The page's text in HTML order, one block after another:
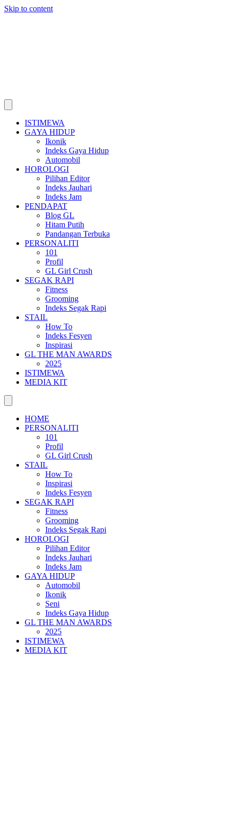
Skip to content
ISTIMEWA
GAYA HIDUP
Ikonik
Indeks Gaya Hidup
Automobil
HOROLOGI
Pilihan Editor
Indeks Jauhari
Indeks Jam
PENDAPAT
Blog GL
Hitam Putih
Pandangan Terbuka
PERSONALITI
101
Profil
GL Girl Crush
SEGAK RAPI
Fitness
Grooming
Indeks Segak Rapi
STAIL
How To
Indeks Fesyen
Inspirasi
GL THE MAN AWARDS
2025
ISTIMEWA
MEDIA KIT
HOME
PERSONALITI
101
Profil
GL Girl Crush
STAIL
How To
Inspirasi
Indeks Fesyen
SEGAK RAPI
Fitness
Grooming
Indeks Segak Rapi
HOROLOGI
Pilihan Editor
Indeks Jauhari
Indeks Jam
GAYA HIDUP
Automobil
Ikonik
Seni
Indeks Gaya Hidup
GL THE MAN AWARDS
2025
ISTIMEWA
MEDIA KIT